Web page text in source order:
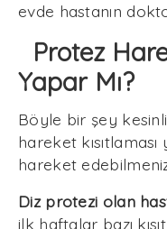
evde hastanın
Protez
Yapar Mı?
Böyle bir şey
hareket
hareket
Diz protezi olan
ilk haftalar bazı